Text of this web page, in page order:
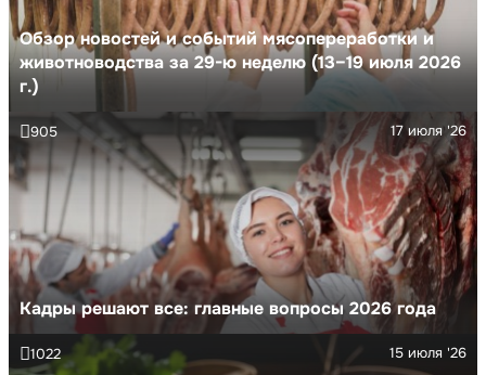
Обзор новостей и событий мясопереработки и
животноводства за 29-ю неделю (13–19 июля 2026
г.)
Кадры решают все: главные вопросы 2026 года
17 июля '26
905
15 июля '26
1022